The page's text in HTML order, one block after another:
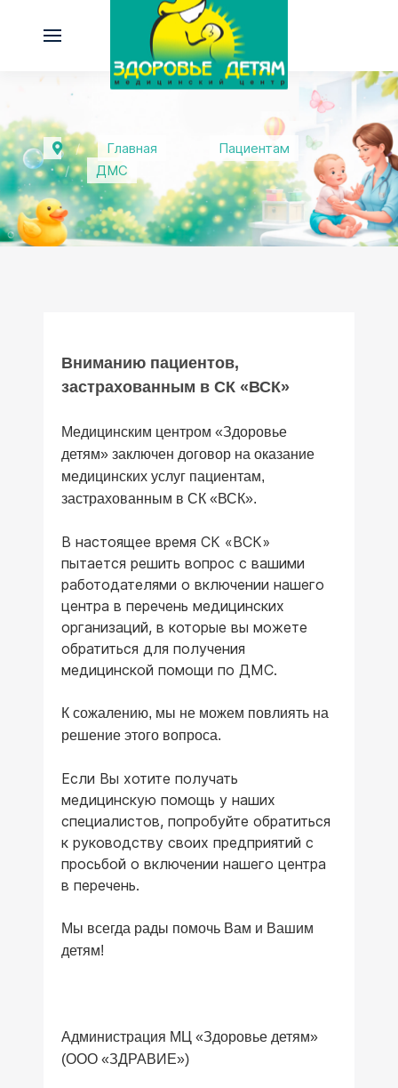
Главная
Пациентам
ДМС
Вниманию пациентов,
застрахованным в СК «ВСК»
Медицинским центром «Здоровье
детям» заключен договор на оказание
медицинских услуг пациентам,
застрахованным в СК «ВСК».
В настоящее время СК «ВСК»
пытается решить вопрос с вашими
работодателями о включении нашего
центра в перечень медицинских
организаций, в которые вы можете
обратиться для получения
медицинской помощи по ДМС.
К сожалению, мы не можем повлиять на
решение этого вопроса.
Если Вы хотите получать
медицинскую помощь у наших
специалистов, попробуйте обратиться
к руководству своих предприятий с
просьбой о включении нашего центра
в перечень.
Мы всегда рады помочь Вам и Вашим
детям!
Администрация МЦ «Здоровье детям»
(ООО «ЗДРАВИЕ»)